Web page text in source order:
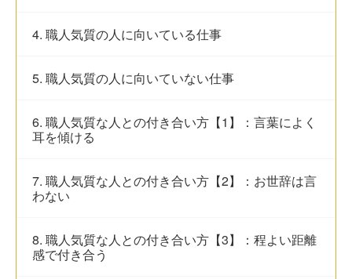
4. 職人気質の人に向いている仕事
5. 職人気質の人に向いていない仕事
6. 職人気質な人との付き合い方【1】：言葉によく
耳を傾ける
7. 職人気質な人との付き合い方【2】：お世辞は言
わない
8. 職人気質な人との付き合い方【3】：程よい距離
感で付き合う